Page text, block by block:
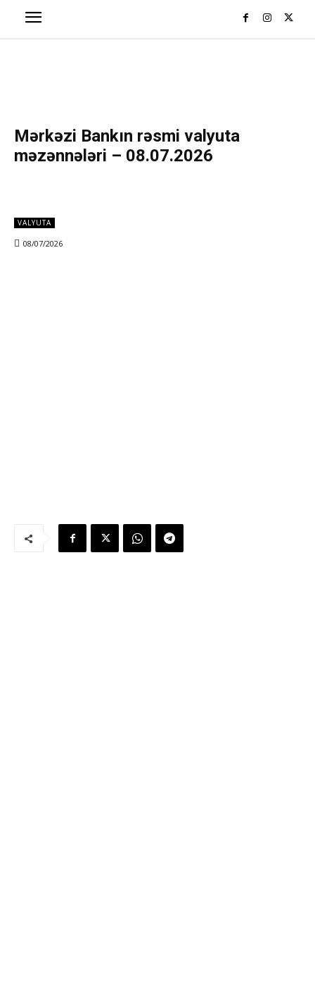
Mərkəzi Bankın rəsmi valyuta
məzənnələri – 08.07.2026
VALYUTA
08/07/2026